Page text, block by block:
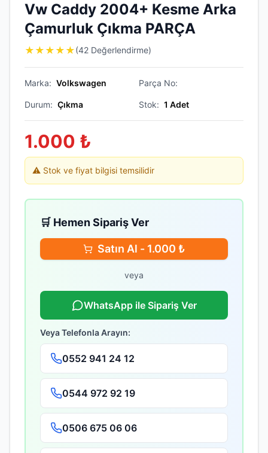
Vw Caddy 2004+ Kesme Arka
Çamurluk Çıkma PARÇA
★ ★ ★ ★ ★(42 Değerlendirme)
Marka: Volkswagen Parça No:
Durum: Çıkma Stok: 1 Adet
1.000 ₺
⚠️ Stok ve fiyat bilgisi temsilidir
🛒 Hemen Sipariş Ver
Satın Al - 1.000 ₺
veya
WhatsApp ile Sipariş Ver
Veya Telefonla Arayın:
0552 941 24 12
0544 972 92 19
0506 675 06 06